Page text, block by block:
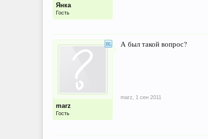
Янка
Гость
marz
Гость
А был такой вопрос?
marz 1 сен 2011